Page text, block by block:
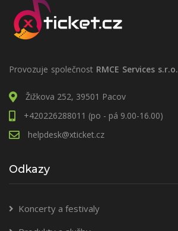
Provozuje společnost RMCE Services s.r.o.
Žižkova 252, 39501 Pacov
+420226288011 (po - pá 9.00-16.00)
helpdesk@xticket.cz
Odkazy
Koncerty a festivaly